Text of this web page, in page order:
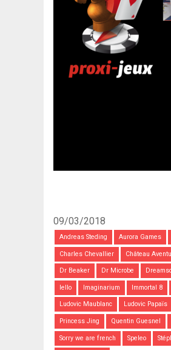
09/03/2018
Andreas Steding Aurora Games
Charles Chevallier Château
Dr Beaker Dr Microbe
Iello Imaginarium Immortal 8
Ludovic Maublanc Ludovic Papaïs
Princess Jing Quentin Guesnel
Sorry we are french Speleo